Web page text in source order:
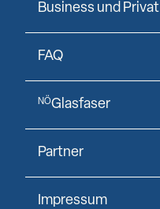
Business und Privat
FAQ
NÖGlasfaser
Partner
Impressum